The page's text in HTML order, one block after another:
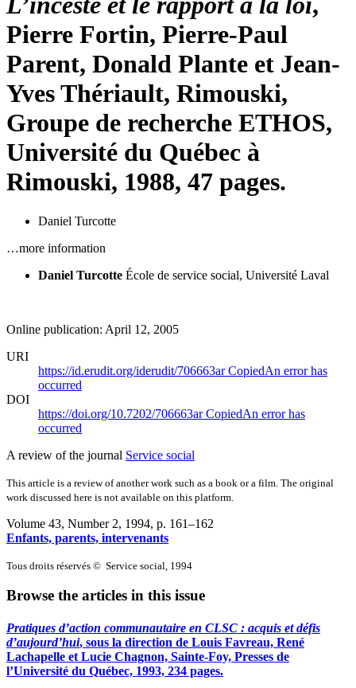
Pierre Fortin, Pierre-Paul
Parent, Donald Plante et Jean-
Yves Thériault, Rimouski,
Groupe de recherche ETHOS,
Université du Québec à
Rimouski, 1988, 47 pages.
Daniel Turcotte
…more information
Daniel Turcotte École de service social, Université Laval
Online publication: April 12, 2005
URI
https://id.erudit.org/iderudit/706663arCopiedAn error has
occurred
DOI
https://doi.org/10.7202/706663arCopiedAn error has
occurred
A review of the journal Service social
This article is a review of another work such as a book or a film. The original
work discussed here is not available on this platform.
Volume 43, Number 2, 1994, p. 161–162
Enfants, parents, intervenants
Tous droits réservés © Service social, 1994
Browse the articles in this issue
Pratiques d’action communautaire en CLSC : acquis et défis
d’aujourd’hui, sous la direction de Louis Favreau, René
Lachapelle et Lucie Chagnon, Sainte-Foy, Presses de
l’Université du Québec, 1993, 234 pages.